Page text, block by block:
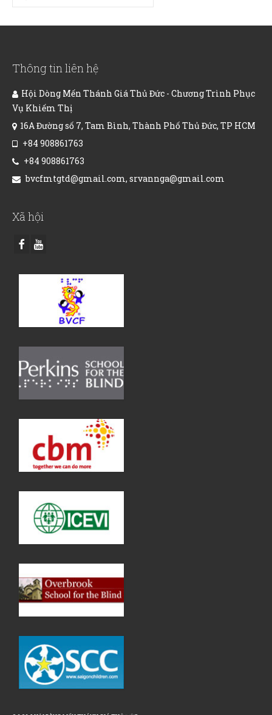
for:
Thông tin liên hệ
Hội Dòng Mến Thánh Giá Thủ Đức - Chương Trình Phục
Vụ Khiếm Thị
16A Đường số 7, Tam Bình, Thành Phố Thủ Đức, TP HCM
+84 908861763
+84 908861763
bvcfmtgtd@gmail.com, srvannga@gmail.com
Xã hội